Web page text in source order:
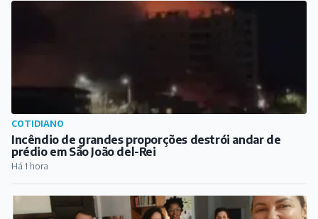
CULTURA
Encontro do Clube do Livro promove reflexões sobre a
obra "Mulheres que Correm com os Lobos"
Há 3 horas